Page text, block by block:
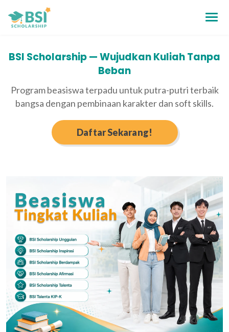
BSI Scholarship — Wujudkan Kuliah Tanpa
Beban
Program beasiswa terpadu untuk putra-putri terbaik
bangsa dengan pembinaan karakter dan soft skills.
Daftar Sekarang!